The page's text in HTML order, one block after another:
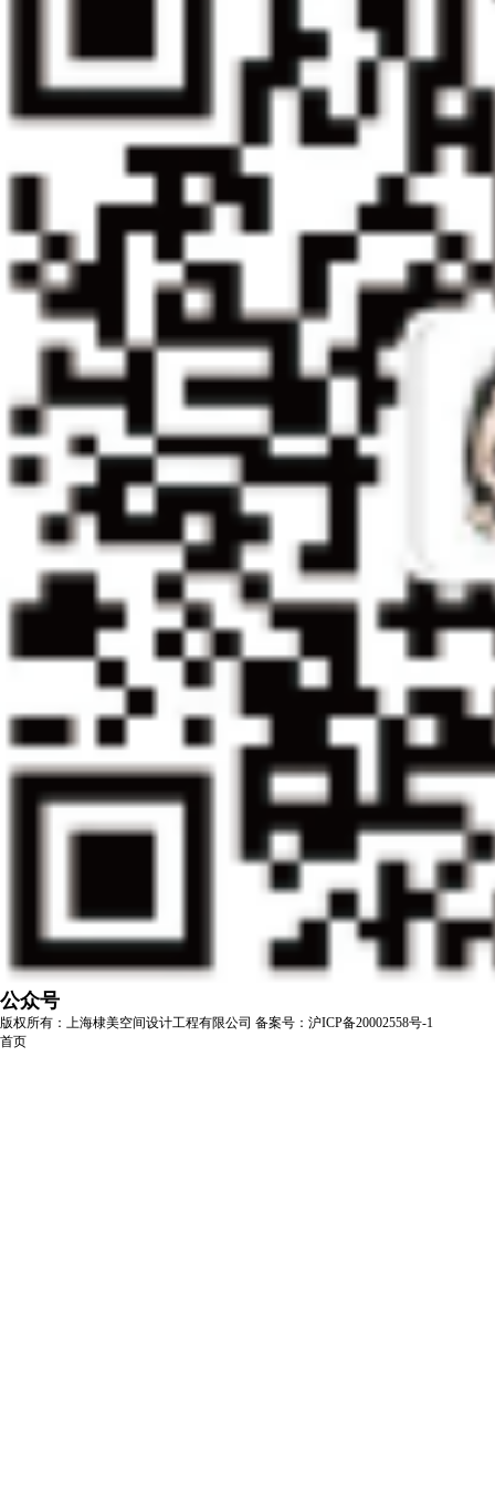
公众号
版权所有：上海棣美空间设计工程有限公司 备案号：沪ICP备20002558号-1
首页